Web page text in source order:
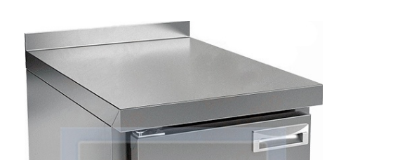
93 822 ₽
Купить
Консультация